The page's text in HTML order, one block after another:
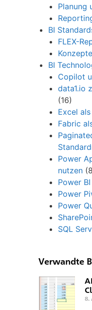
Planung
BI
FLEX-
BI
Copilot
data1.io
(16)
Excel
Fabric
Power
nutzen
Power
Power
Power
SQL
Verwandte
8.